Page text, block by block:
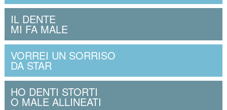
IL DENTE
MI FA MALE
VORREI UN SORRISO
DA STAR
HO DENTI STORTI
O MALE ALLINEATI